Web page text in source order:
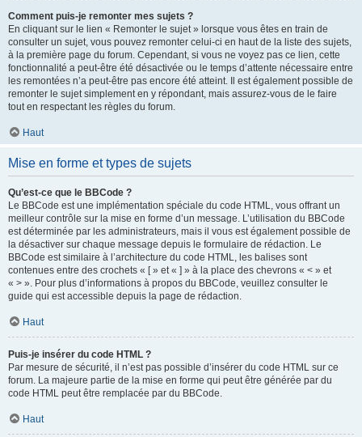
Comment puis-je remonter mes sujets ?
En cliquant sur le lien « Remonter le sujet » lorsque vous êtes en train de
consulter un sujet, vous pouvez remonter celui-ci en haut de la liste des sujets,
à la première page du forum. Cependant, si vous ne voyez pas ce lien, cette
fonctionnalité a peut-être été désactivée ou le temps d’attente nécessaire entre
les remontées n’a peut-être pas encore été atteint. Il est également possible de
remonter le sujet simplement en y répondant, mais assurez-vous de le faire
tout en respectant les règles du forum.
Haut
Mise en forme et types de sujets
Qu’est-ce que le BBCode ?
Le BBCode est une implémentation spéciale du code HTML, vous offrant un
meilleur contrôle sur la mise en forme d’un message. L’utilisation du BBCode
est déterminée par les administrateurs, mais il vous est également possible de
la désactiver sur chaque message depuis le formulaire de rédaction. Le
BBCode est similaire à l’architecture du code HTML, les balises sont
contenues entre des crochets « [ » et « ] » à la place des chevrons « < » et
« > ». Pour plus d’informations à propos du BBCode, veuillez consulter le
guide qui est accessible depuis la page de rédaction.
Haut
Puis-je insérer du code HTML ?
Par mesure de sécurité, il n’est pas possible d’insérer du code HTML sur ce
forum. La majeure partie de la mise en forme qui peut être générée par du
code HTML peut être remplacée par du BBCode.
Haut